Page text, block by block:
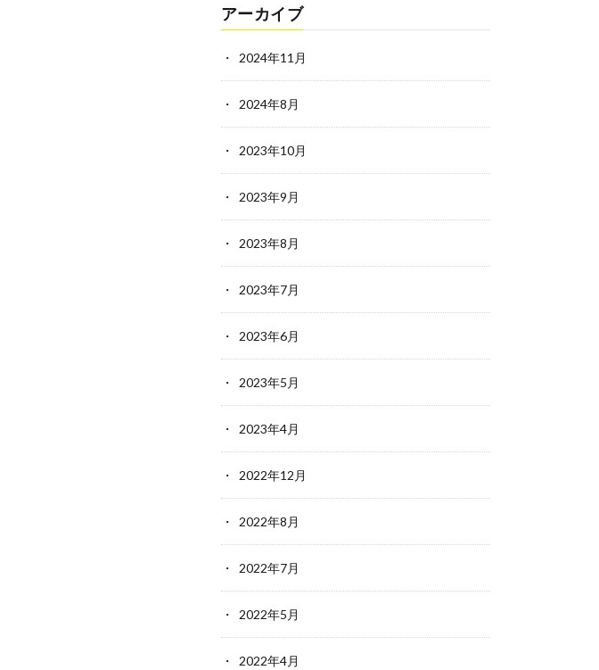
アーカイブ
2024年11月
2024年8月
2023年10月
2023年9月
2023年8月
2023年7月
2023年6月
2023年5月
2023年4月
2022年12月
2022年8月
2022年7月
2022年5月
2022年4月